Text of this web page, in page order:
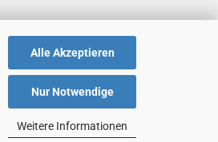
Alle Akzeptieren
Nur Notwendige
Weitere Informationen